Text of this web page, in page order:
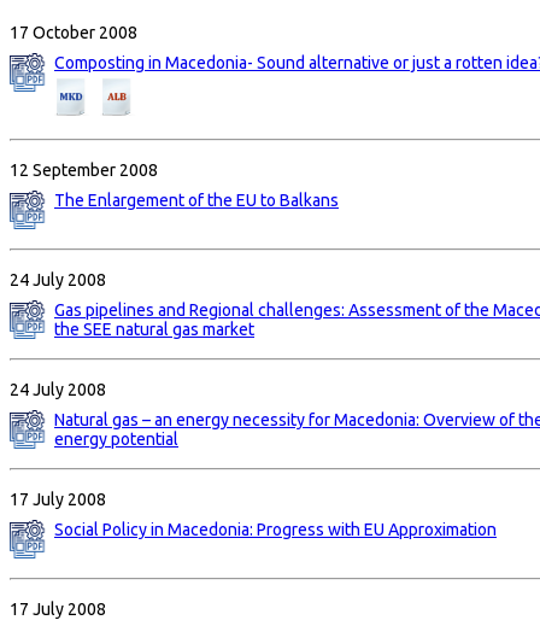
17 October 2008
Composting in Macedonia- Sound alternative or just a rotten
12 September 2008
The Enlargement of the EU to Balkans
24 July 2008
Gas pipelines and Regional challenges: Assessment of the
the SEE natural gas market
24 July 2008
Natural gas – an energy necessity for Macedonia: Overview of
energy potential
17 July 2008
Social Policy in Macedonia: Progress with EU Approximation
17 July 2008